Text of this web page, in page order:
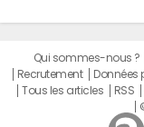
Qui sommes-nous ?
Recrutement
Données
Tous les articles
RSS